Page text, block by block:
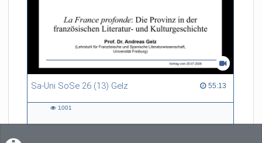
Sa-Uni SoSe 26 (13) Gelz 55:13
55:13 duration
1001